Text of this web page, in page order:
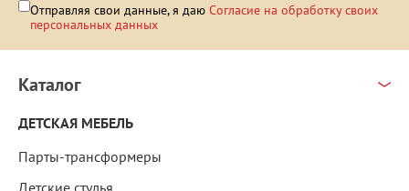
Отправляя свои данные, я даю Согласие на обработку своих
персональных данных
Каталог
ДЕТСКАЯ МЕБЕЛЬ
Парты-трансформеры
Детские стулья